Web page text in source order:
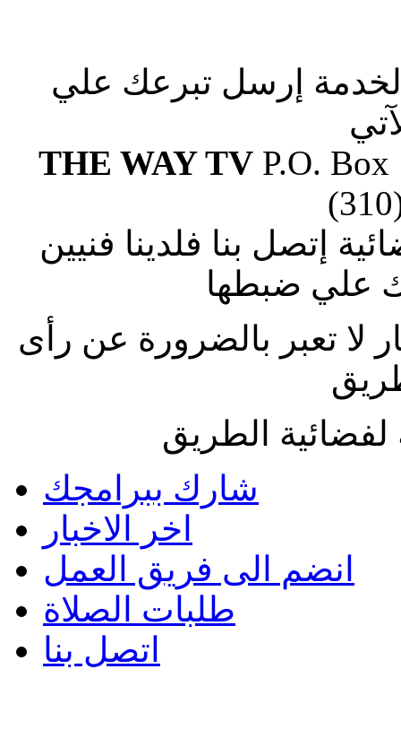
إرسل تبرعك علي
THE WAY TVP.O. Box
إتصل بنا فلدينا فنيين
علي ضبطها
لا تعبر بالضرورة عن رأى
الطريق
شارك ببرامجك
اخر الاخبار
انضم الى فريق العمل
طلبات الصلاة
اتصل بنا